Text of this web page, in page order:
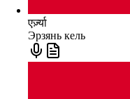
एर्ज़्या
Эрзянь кель